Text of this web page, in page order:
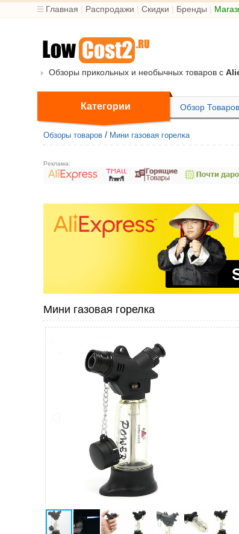
Главная | Распродажи | Скидки | Бренды |
Обзоры прикольных и необычных товаров с
Категории Обзор Товаров
Обзоры товаров / Мини газовая горелка
Реклама:
Мини газовая горелка